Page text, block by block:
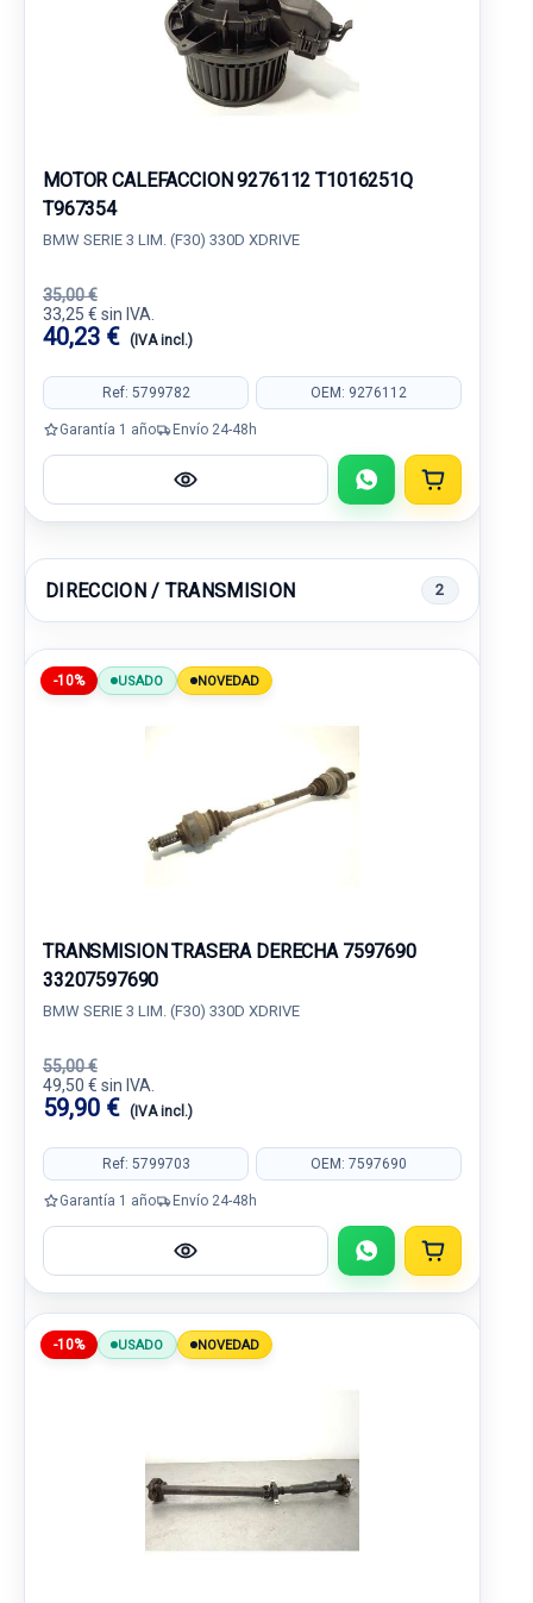
MOTOR CALEFACCION 9276112 T1016251Q
T967354
BMW SERIE 3 LIM. (F30) 330D XDRIVE
35,00 €
33,25 € sin IVA.
40,23 € (IVA incl.)
Ref: 5799782 OEM: 9276112
Garantía 1 año Envío 24-48h
DIRECCION / TRANSMISION 2
-10% USADO NOVEDAD
TRANSMISION TRASERA DERECHA 7597690
33207597690
BMW SERIE 3 LIM. (F30) 330D XDRIVE
55,00 €
49,50 € sin IVA.
59,90 € (IVA incl.)
Ref: 5799703 OEM: 7597690
Garantía 1 año Envío 24-48h
-10% USADO NOVEDAD